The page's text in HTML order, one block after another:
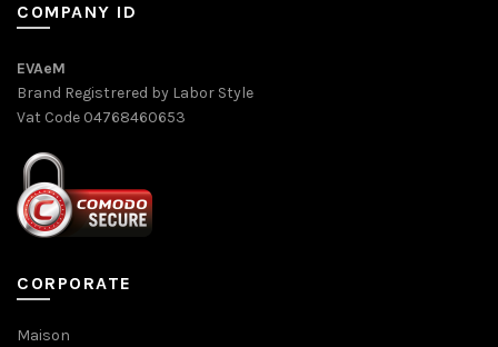
COMPANY ID
EVAeM
Brand Registrered by Labor Style
Vat Code 04768460653
CORPORATE
Maison